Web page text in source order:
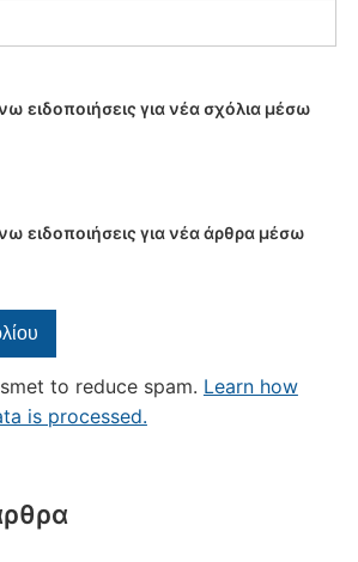
ειδοποιήσεις για νέα σχόλια μέσω
ειδοποιήσεις για νέα άρθρα μέσω
to reduce spam. Learn how
is processed.